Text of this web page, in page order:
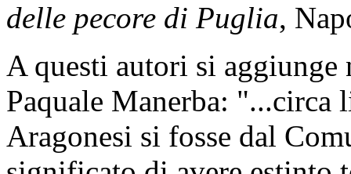
delle pecore di Puglia,
A questi autori si aggiunge
Paquale Manerba:
Aragonesi si fosse dal